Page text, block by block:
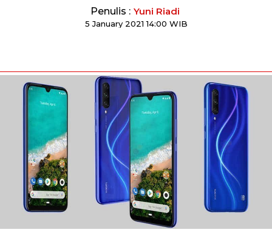
Penulis : Yuni Riadi
5 January 2021 14:00 WIB